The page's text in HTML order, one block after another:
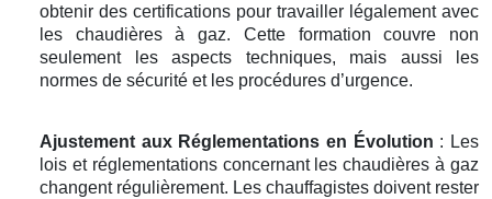
obtenir des certifications pour travailler légalement avec
les chaudières à gaz. Cette formation couvre non
seulement les aspects techniques, mais aussi les
normes de sécurité et les procédures d’urgence.
Ajustement aux Réglementations en Évolution : Les
lois et réglementations concernant les chaudières à gaz
changent régulièrement. Les chauffagistes doivent rester